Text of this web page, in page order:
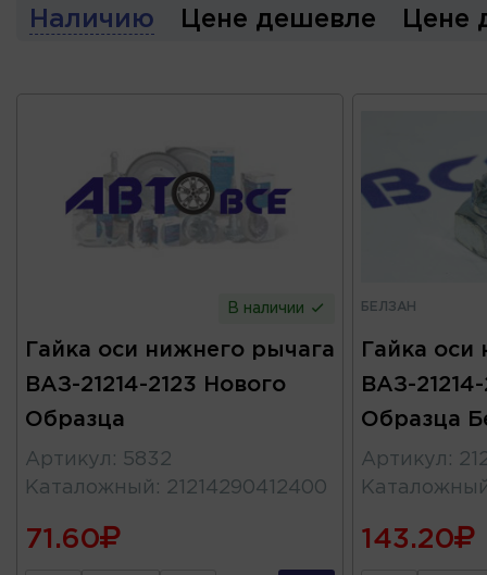
Наличию Цене дешевле Цене
В наличии
Гайка оси нижнего рычага
ВАЗ-21214-2123 Нового
Образца
Артикул : 5832
Каталожный : 21214290412400
71.60
БЕЛЗАН
Гайка оси
ВАЗ-
Образца
Артикул :
143.20